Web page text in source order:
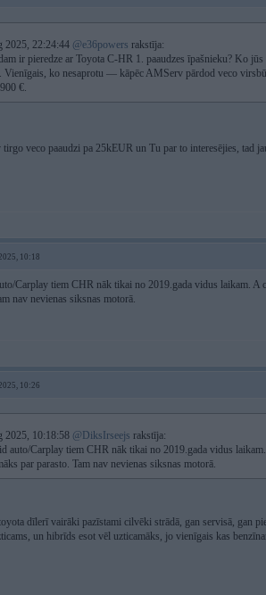
2025, 22:24:44 @e36powers rakstīja:
ir pieredze ar Toyota C-HR 1. paaudzes īpašnieku? Ko
Vienīgais, ko nesaprotu — kāpēc AMServ pārdod veco
€.
tirgo veco paaudzi pa 25kEUR un Tu par to interesējies, tad
10:18
Carplay tiem CHR nāk tikai no 2019.gada vidus laikam.
nav nevienas siksnas motorā.
10:26
2025, 10:18:58 @DiksIrseejs rakstīja:
auto/Carplay tiem CHR nāk tikai no 2019.gada vidus
par parasto. Tam nav nevienas siksnas motorā.
dīlerī vairāki pazīstami cilvēki strādā, gan servisā, gan
un hibrīds esot vēl uzticamāks, jo vienīgais kas